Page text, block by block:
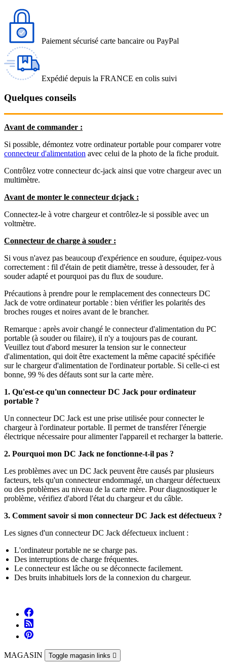
Paiement sécurisé carte bancaire ou PayPal
Expédié depuis la FRANCE en colis suivi
Quelques conseils
Avant de commander :
Si possible, démontez votre ordinateur portable pour comparer votre
connecteur d'alimentation avec celui de la photo de la fiche produit.
Contrôlez votre connecteur dc-jack ainsi que votre chargeur avec un
multimètre.
Avant de monter le connecteur dcjack :
Connectez-le à votre chargeur et contrôlez-le si possible avec un
voltmètre.
Connecteur de charge à souder :
Si vous n'avez pas beaucoup d'expérience en soudure, équipez-vous
correctement : fil d'étain de petit diamètre, tresse à dessouder, fer à
souder adapté et pourquoi pas du flux de soudure.
Précautions à prendre pour le remplacement des connecteurs DC
Jack de votre ordinateur portable : bien vérifier les polarités des
broches rouges et noires avant de le brancher.
Remarque : après avoir changé le connecteur d'alimentation du PC
portable (à souder ou filaire), il n'y a toujours pas de courant.
Veuillez tout d'abord mesurer la tension sur le connecteur
d'alimentation, qui doit être exactement la même capacité spécifiée
sur le chargeur d'alimentation de l'ordinateur portable. Si celle-ci est
bonne, 99 % des défauts sont sur la carte mère.
1. Qu'est-ce qu'un connecteur DC Jack pour ordinateur
portable ?
Un connecteur DC Jack est une prise utilisée pour connecter le
chargeur à l'ordinateur portable. Il permet de transférer l'énergie
électrique nécessaire pour alimenter l'appareil et recharger la batterie.
2. Pourquoi mon DC Jack ne fonctionne-t-il pas ?
Les problèmes avec un DC Jack peuvent être causés par plusieurs
facteurs, tels qu'un connecteur endommagé, un chargeur défectueux
ou des problèmes au niveau de la carte mère. Pour diagnostiquer le
problème, vérifiez d'abord l'état du chargeur et du câble.
3. Comment savoir si mon connecteur DC Jack est défectueux ?
Les signes d'un connecteur DC Jack défectueux incluent :
L'ordinateur portable ne se charge pas.
Des interruptions de charge fréquentes.
Le connecteur est lâche ou se déconnecte facilement.
Des bruits inhabituels lors de la connexion du chargeur.
MAGASIN Toggle magasin links 